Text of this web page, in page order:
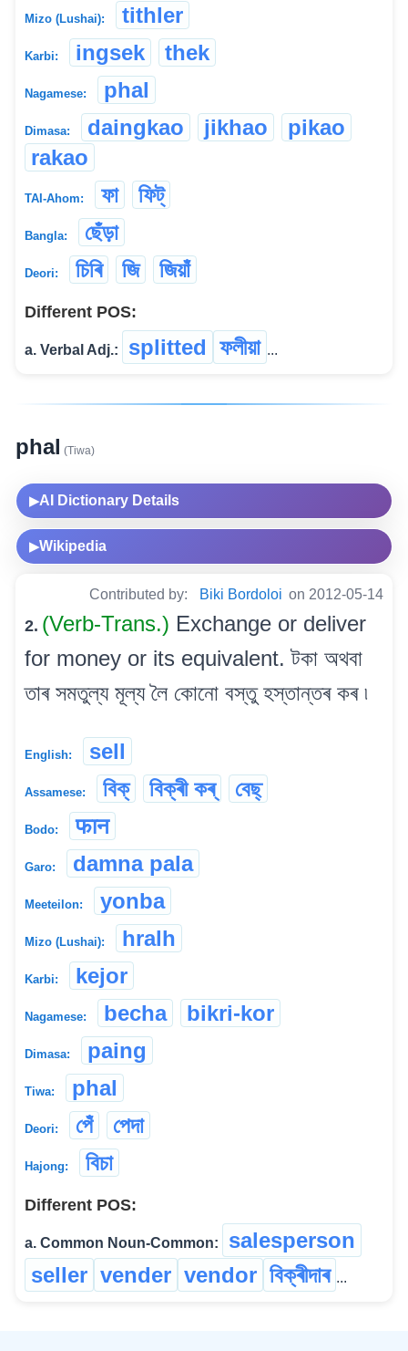
Mizo (Lushai): tithler
Karbi: ingsek thek
Nagamese: phal
Dimasa: daingkao jikhao
pikao
rakao
TAI-Ahom: ফা ফিট্
Bangla: ছেঁড়া
Deori: চিৰি জি জিয়াঁ
Different POS:
a. Verbal Adj.: splitted ফলীয়া ...
phal (Tiwa)
▶AI Dictionary Details
▶Wikipedia
Contributed by: Biki Bordoloi on 2012-05-14
2. (Verb-Trans.) Exchange or deliver
for money or its equivalent. টকা অথবা
তাৰ সমতুল্য মূল্য লৈ কোনো বস্তু হস্তান্তৰ কৰ ৷
English: sell
Assamese: বিক্ বিক্ৰী কৰ্ বেছ্‌
Bodo: फान
Garo: damna pala
Meeteilon: yonba
Mizo (Lushai): hralh
Karbi: kejor
Nagamese: becha bikri-kor
Dimasa: paing
Tiwa: phal
Deori: পেঁ পেদা
Hajong: বিচা
Different POS:
a. Common Noun-Common:
salesperson
seller vender vendor বিক্ৰীদাৰ ...